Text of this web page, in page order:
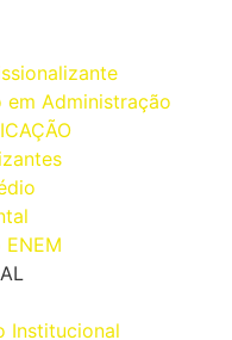
em Administração
Institucional